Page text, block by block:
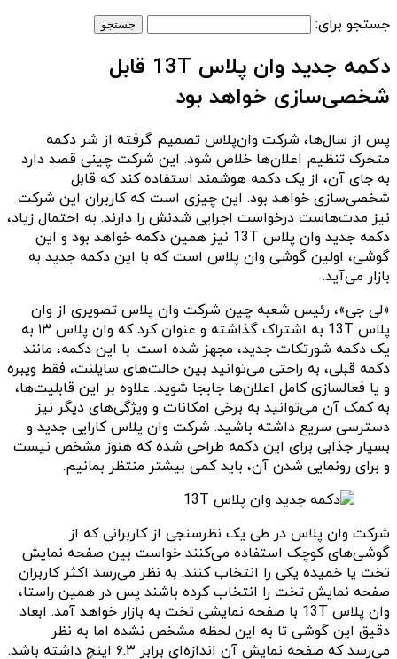
جستجو برای:
دکمه جدید وان پلاس 13T قابل
شخصی‌سازی خواهد بود
پس از سال‌ها، شرکت وان‌پلاس تصمیم گرفته از شر دکمه
متحرک تنظیم اعلان‌ها خلاص شود. این شرکت چینی قصد دارد
به جای آن، از یک دکمه هوشمند استفاده کند که قابل
شخصی‌سازی خواهد بود. این چیزی است که کاربران این شرکت
نیز مدت‌هاست درخواست اجرایی شدنش را دارند. به احتمال زیاد،
دکمه جدید وان پلاس 13T نیز همین دکمه خواهد بود و این
گوشی، اولین گوشی وان پلاس است که با این دکمه جدید به
بازار می‌آید.
«لی جی»، رئیس شعبه چین شرکت وان پلاس تصویری از وان
پلاس 13T به اشتراک گذاشته و عنوان کرد که وان پلاس ۱۳ به
یک دکمه شورتکات جدید، مجهز شده است. با این دکمه، مانند
دکمه قبلی، به راحتی می‌توانید بین حالت‌های سایلنت، فقط ویبره
و یا فعالسازی کامل اعلان‌ها جابجا شوید. علاوه بر این قابلیت‌ها،
به کمک آن می‌توانید به برخی امکانات و ویژگی‌های دیگر نیز
دسترسی سریع داشته باشید. شرکت وان پلاس کارایی جدید و
بسیار جذابی برای این دکمه طراحی شده که هنوز مشخص نیست
و برای رونمایی شدن آن، باید کمی بیشتر منتظر بمانیم.
شرکت وان پلاس در طی یک نظرسنجی از کاربرانی که از
گوشی‌های کوچک استفاده می‌کنند خواست بین صفحه نمایش
تخت یا خمیده یکی را انتخاب کنند. به نظر می‌رسد اکثر کاربران
صفحه نمایش تخت را انتخاب کرده باشند پس در همین راستا،
وان پلاس 13T با صفحه نمایشی تخت به بازار خواهد آمد. ابعاد
دقیق این گوشی تا به این لحظه مشخص نشده اما به نظر
می‌رسد که صفحه نمایش آن اندازه‌ای برابر ۶.۳ اینچ داشته باشد.